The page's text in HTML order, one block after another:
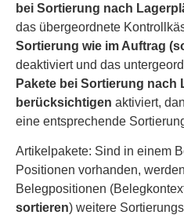
bei Sortierung nach
das übergeordnete
Sortierung wie im Auftrag
deaktiviert und das
Pakete bei Sortierung nach
berücksichtigen aktiviert,
eine entsprechende
Artikelpakete: Sind in einem
Positionen vorhanden,
Belegpositionen
sortieren) weitere